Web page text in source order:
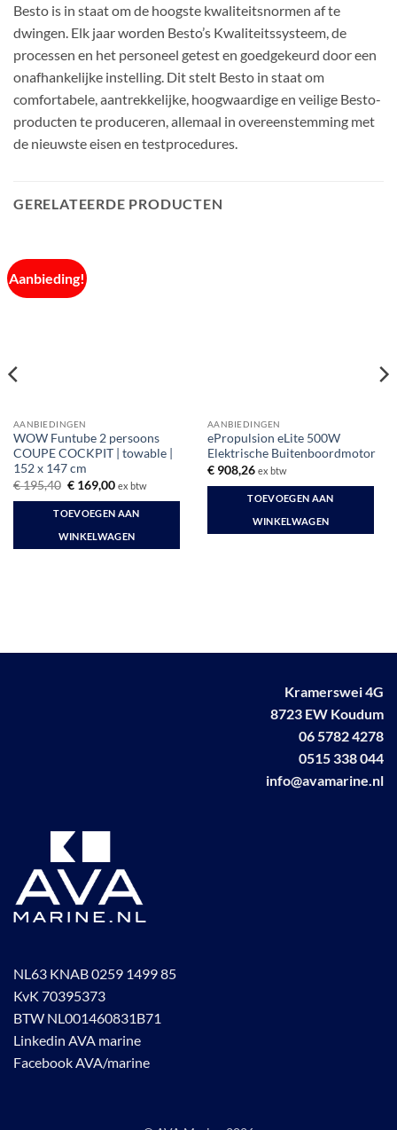
Besto is in staat om de hoogste kwaliteitsnormen af te
dwingen. Elk jaar worden Besto’s Kwaliteitssysteem, de
processen en het personeel getest en goedgekeurd door een
onafhankelijke instelling. Dit stelt Besto in staat om
comfortabele, aantrekkelijke, hoogwaardige en veilige Besto-
producten te produceren, allemaal in overeenstemming met
de nieuwste eisen en testprocedures.
GERELATEERDE PRODUCTEN
Aanbieding!
AANBIEDINGEN
WOW Funtube 2 persoons
COUPE COCKPIT | towable |
152 x 147 cm
€195,40 Oorspronkelijke
was:
€ 195,40.
€169,00Huidige
is:
€ 169,00.
ex btw
TOEVOEGEN AAN
WINKELWAGEN
AANBIEDINGEN
ePropulsion eLite 500W
Elektrische Buitenboordmotor
€908,26 ex btw
TOEVOEGEN AAN
WINKELWAGEN
Kramerswei 4G
8723 EW Koudum
06 5782 4278
0515 338 044
info@avamarine.nl
NL63 KNAB 0259 1499 85
KvK 70395373
BTW NL001460831B71
Linkedin AVA marine
Facebook AVA/marine